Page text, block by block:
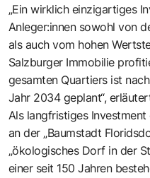
„Ein wirklich einzig­artiges
Anleger:innen sowohl von
als auch vom hohen
Salzburger Immobilie
gesamten Quartiers ist
Jahr 2034 ­geplant“,
Als langfristiges
an der „Baumstadt
„ökologisches Dorf in der
einer seit 150 Jahren